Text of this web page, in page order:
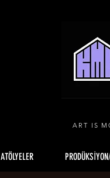
ART IS
ATÖLYELER